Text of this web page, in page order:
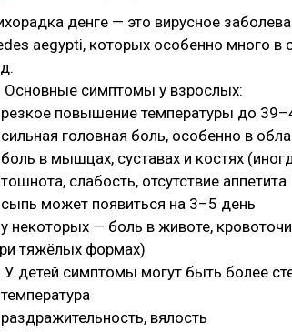
денге — это вирусное
aegypti, которых особенно много
Основные симптомы у взрослых:
повышение температуры до
головная боль, особенно в
в мышцах, суставах и костях
слабость, отсутствие аппетита
может появиться на 3–5 день
некоторых — боль в животе,
тяжёлых формах)
У детей симптомы могут быть более
вялость